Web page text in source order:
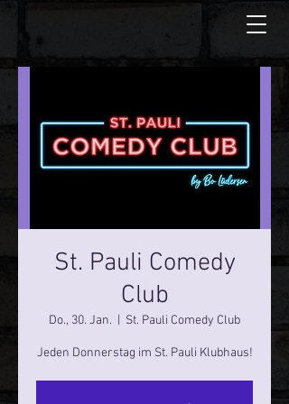
St. Pauli Comedy
Club
Do., 30. Jan. St. Pauli Comedy Club
Jeden Donnerstag im St. Pauli Klubhaus!